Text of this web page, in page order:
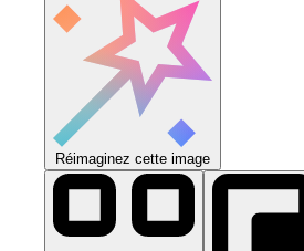
Réimaginez cette image